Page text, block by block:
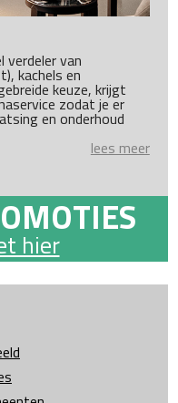
verdeler van
kachels en
keuze, krijgt
zodat je er
en onderhoud
lees meer
hier